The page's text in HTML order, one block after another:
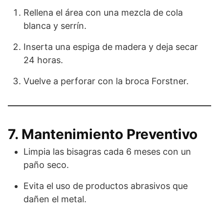
Rellena el área con una mezcla de cola
blanca y serrín.
Inserta una espiga de madera y deja secar
24 horas.
Vuelve a perforar con la broca Forstner.
7. Mantenimiento Preventivo
Limpia las bisagras cada 6 meses con un
paño seco.
Evita el uso de productos abrasivos que
dañen el metal.